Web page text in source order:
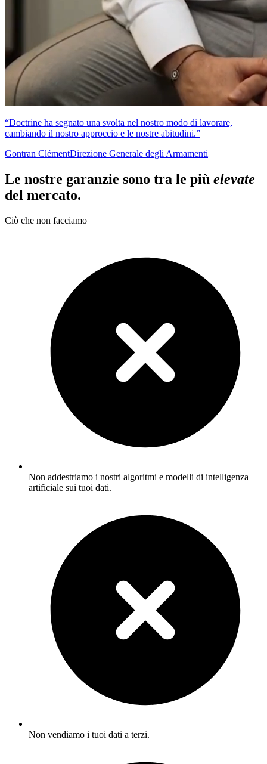
“Doctrine ha segnato una svolta nel nostro modo di lavorare,
cambiando il nostro approccio e le nostre abitudini.”
Gontran ClémentDirezione Generale degli Armamenti
Le nostre garanzie sono tra le più elevate
del mercato.
Ciò che non facciamo
Non addestriamo i nostri algoritmi e modelli di intelligenza
artificiale sui tuoi dati.
Non vendiamo i tuoi dati a terzi.